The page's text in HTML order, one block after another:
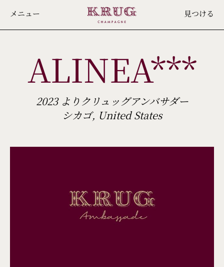
メニュー 見つける
ALINEA***
2023 よりクリュッグアンバサダー
シカゴ, United States